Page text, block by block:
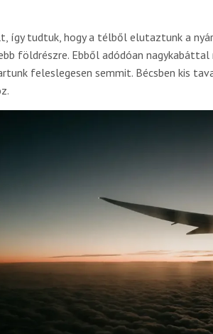
így tudtuk, hogy a télből elutaztunk a
földrészre. Ebből adódóan nagykabáttal
feleslegesen semmit. Bécsben kis